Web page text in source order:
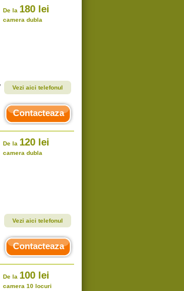
De la 180 lei
camera dubla
Vezi aici telefonul
Contacteaza
De la 120 lei
camera dubla
Vezi aici telefonul
Contacteaza
De la 100 lei
camera 10 locuri